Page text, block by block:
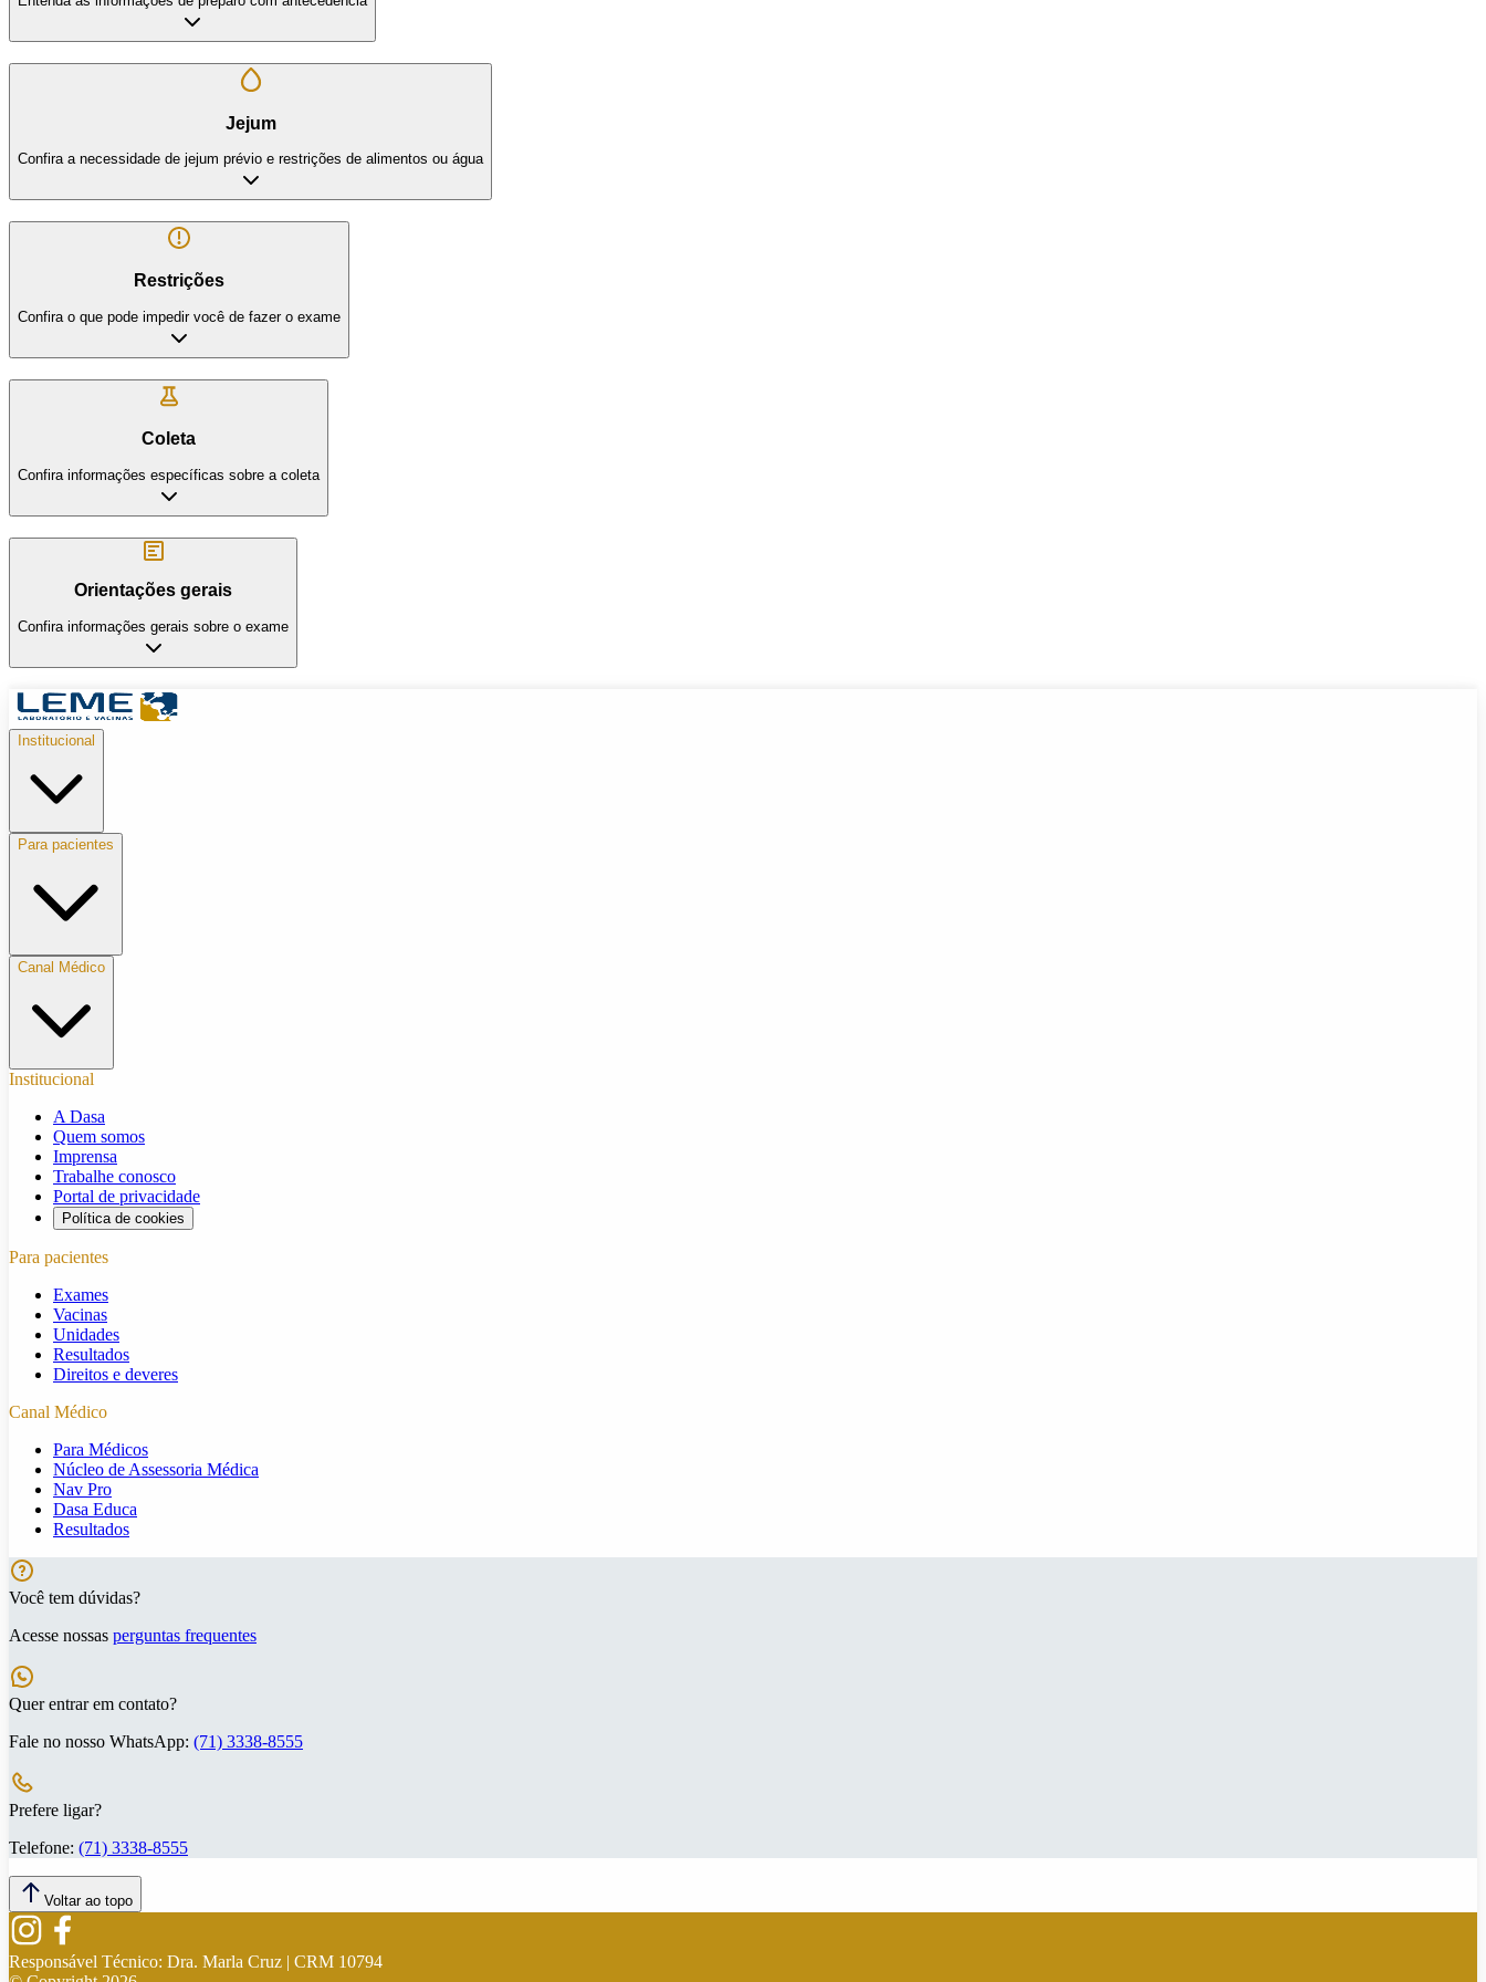
Jejum
Confira a necessidade de jejum prévio e restrições de alimentos ou água
Restrições
Confira o que pode impedir você de fazer o exame
Coleta
Confira informações específicas sobre a coleta
Orientações gerais
Confira informações gerais sobre o exame
Institucional
Para pacientes
Canal Médico
Institucional
A Dasa
Quem somos
Imprensa
Trabalhe conosco
Portal de privacidade
Política de cookies
Para pacientes
Exames
Vacinas
Unidades
Resultados
Direitos e deveres
Canal Médico
Para Médicos
Núcleo de Assessoria Médica
Nav Pro
Dasa Educa
Resultados
Você tem dúvidas?
Acesse nossas perguntas frequentes
Quer entrar em contato?
Fale no nosso WhatsApp: (71) 3338-8555
Prefere ligar?
Telefone: (71) 3338-8555
Voltar ao topo
Responsável Técnico: Dra. Marla Cruz | CRM 10794